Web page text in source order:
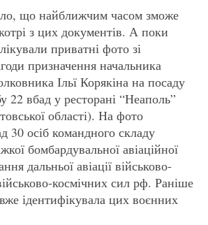
що найближчим часом зможе
з цих документів. А поки
приватні фото зі
призначення начальника
Ільї Корякіна на посаду
22 вбад у ресторані “Неаполь”
області). На фото
30 осіб командного складу
бомбардувальної авіаційної
дальньої авіації військово-
космічних сил рф. Раніше
ідентифікувала цих воєнних